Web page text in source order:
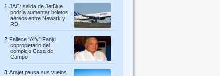
JAC: salida de JetBlue
podría aumentar boletos
aéreos entre Newark y
RD
Fallece “Alfy” Fanjul,
copropietario del
complejo Casa de
Campo
Arajet pausa sus vuelos